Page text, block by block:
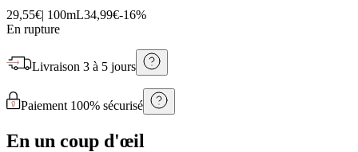
29,55€| 100mL34,99€-16%
En rupture
Livraison 3 à 5 jours
Paiement 100% sécurisé
En un coup d'œil